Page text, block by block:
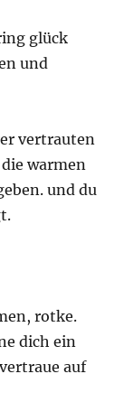
glück
und
vertrauten
warmen
und du
rotke.
dich ein
auf